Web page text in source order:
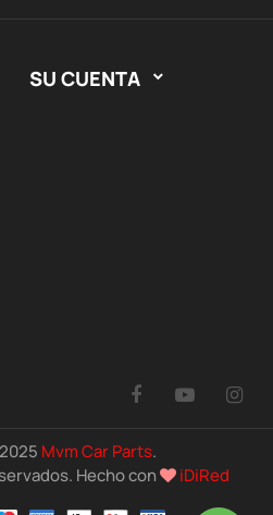
SU CUENTA 
Facebook
Mvm Car Parts.
Hecho con
iDiRed